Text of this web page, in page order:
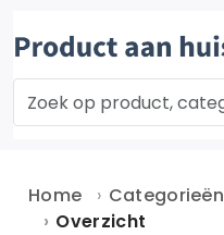
Home Categorieën
Overzicht